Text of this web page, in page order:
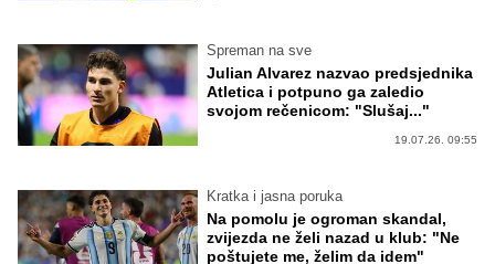
Spreman na sve
Julian Alvarez nazvao predsjednika
Atletica i potpuno ga zaledio
svojom rečenicom: "Slušaj..."
19.07.26. 09:55
Kratka i jasna poruka
Na pomolu je ogroman skandal,
zvijezda ne želi nazad u klub: "Ne
poštujete me, želim da idem"